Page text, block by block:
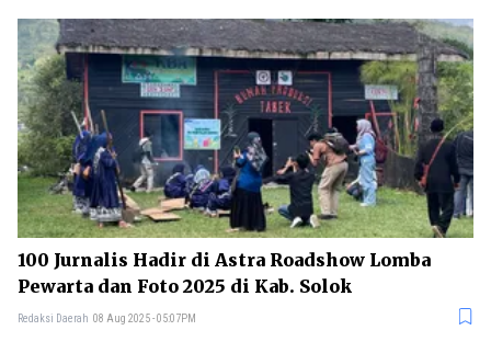
100 Jurnalis Hadir di Astra Roadshow Lomba
Pewarta dan Foto 2025 di Kab. Solok
Redaksi Daerah 08 Aug 2025 - 05:07PM